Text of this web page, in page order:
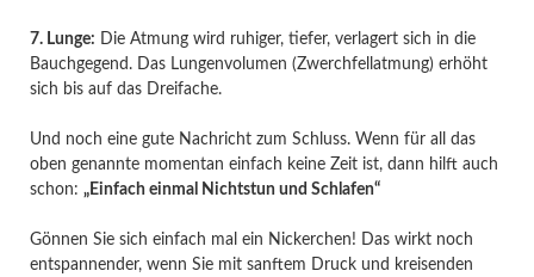
7. Lunge: Die Atmung wird ruhiger, tiefer, verlagert sich in die
Bauchgegend. Das Lungenvolumen (Zwerchfellatmung) erhöht
sich bis auf das Dreifache.
Und noch eine gute Nachricht zum Schluss. Wenn für all das
oben genannte momentan einfach keine Zeit ist, dann hilft auch
schon: „Einfach einmal Nichtstun und Schlafen“
Gönnen Sie sich einfach mal ein Nickerchen! Das wirkt noch
entspannender, wenn Sie mit sanftem Druck und kreisenden